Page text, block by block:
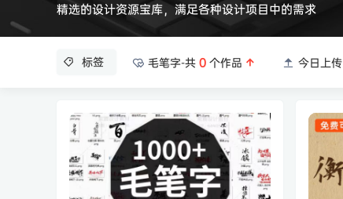
精选的设计资源宝库，满足各种设计项目中的需求
标签 毛笔字-共 0 个作品 今日上传